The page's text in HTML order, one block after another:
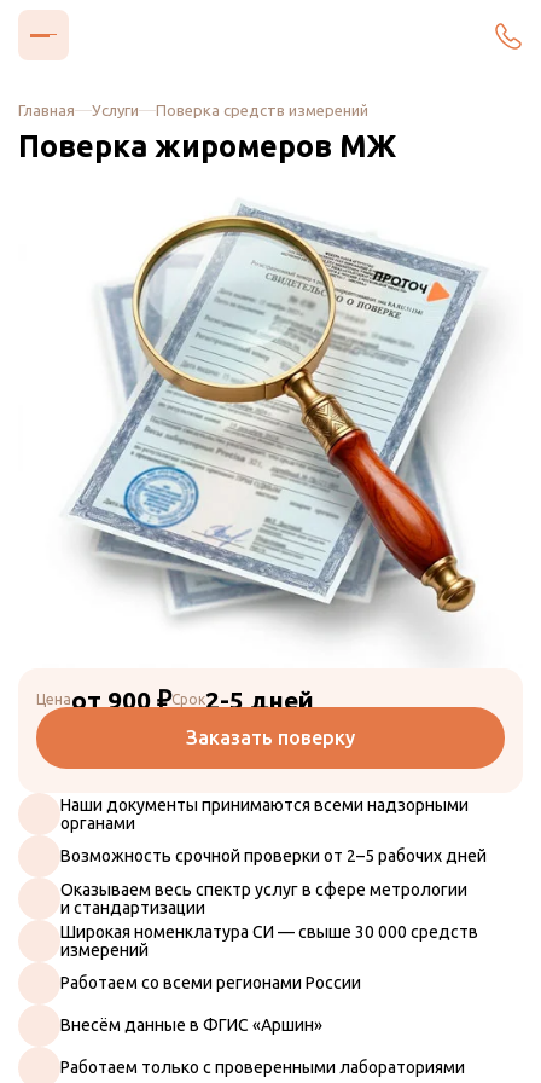
Поверка СИ
Главная Услуги Поверка средств измерений
Поверка жиромеров МЖ
Ценаот 900 ₽Срок2-5 дней
Заказать поверку
Наши документы принимаются всеми надзорными
органами
Возможность срочной проверки от 2–5 рабочих дней
Оказываем весь спектр услуг в сфере метрологии
и стандартизации
Широкая номенклатура СИ — свыше 30 000 средств
измерений
Работаем со всеми регионами России
Внесём данные в ФГИС «Аршин»
Работаем только с проверенными лабораториями